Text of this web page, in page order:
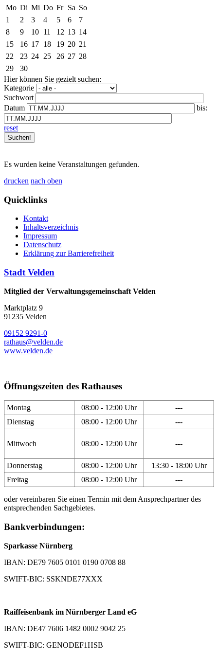
Mo Di Mi Do Fr Sa So
1
2 3 4 5 6
7
8
9 10 11 12 13 14
15
16 17 18 19 20 21
22
23 24 25 26 27 28
29
30
Hier können Sie gezielt suchen:
Kategorie
Suchwort
Datum
bis:
reset
Es wurden keine Veranstaltungen gefunden.
drucken nach oben
Quicklinks
Kontakt
Inhaltsverzeichnis
Impressum
Datenschutz
Erklärung zur Barrierefreiheit
Stadt Velden
Mitglied der Verwaltungsgemeinschaft Velden
Marktplatz 9
91235 Velden
09152 9291-0
rathaus@velden.de
www.velden.de
Öffnungszeiten des Rathauses
Montag 08:00 - 12:00 Uhr
---
Dienstag
08:00 - 12:00 Uhr ---
Mittwoch 08:00 - 12:00 Uhr ---
Donnerstag 08:00 - 12:00 Uhr
13:30 - 18:00 Uhr
Freitag
08:00 - 12:00 Uhr ---
oder vereinbaren Sie einen Termin mit dem Ansprechpartner des
entsprechenden Sachgebietes.
Bankverbindungen:
Sparkasse Nürnberg
IBAN: DE79 7605 0101 0190 0708 88
SWIFT-BIC: SSKNDE77XXX
Raiffeisenbank im Nürnberger Land eG
IBAN: DE47 7606 1482 0002 9042 25
SWIFT-BIC: GENODEF1HSB